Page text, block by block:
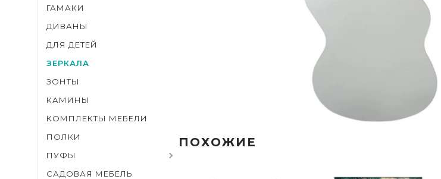
ГАМАКИ
ДИВАНЫ
ДЛЯ ДЕТЕЙ
ЗЕРКАЛА
ЗОНТЫ
КАМИНЫ
КОМПЛЕКТЫ МЕБЕЛИ
ПОЛКИ
ПУФЫ
САДОВАЯ МЕБЕЛЬ
ПОХОЖИЕ